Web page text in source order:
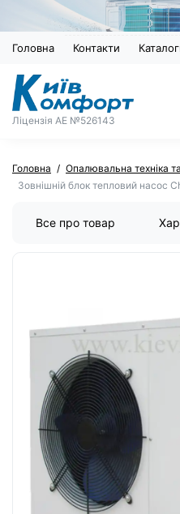
Головна Контакти
Ліцензія AE №526143
Головна Опалювальна техніка
Зовнішній блок тепловий насос
Все про товар